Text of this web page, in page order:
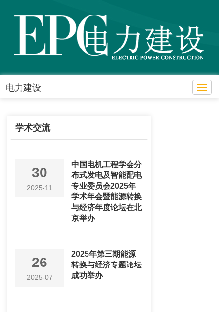
电力建设
学术交流
30
2025-11
中国电机工程学会分
布式发电及智能配电
专业委员会2025年
学术年会暨能源转换
与经济年度论坛在北
京举办
26
2025-07
2025年第三期能源
转换与经济专题论坛
成功举办